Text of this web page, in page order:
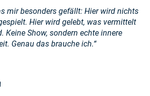
mir besonders gefällt: Hier wird nichts
Hier wird gelebt, was vermittelt
Keine Show, sondern echte innere
Genau das brauche ich.“